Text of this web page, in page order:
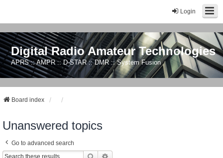
Login
Digital Radio Amateur Technologies
APRS :: AMPR :: D-STAR :: DMR :: System Fusion
Board index
Unanswered topics
Go to advanced search
Search